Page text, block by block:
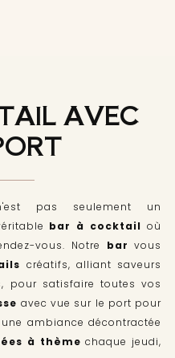
AVEC
pas seulement un
bar à cocktailoù
vous. Notre barvous
créatifs, alliant saveurs
pour satisfaire toutes vos
avec vue sur le port pour
ambiance décontractée
à thème chaque jeudi,